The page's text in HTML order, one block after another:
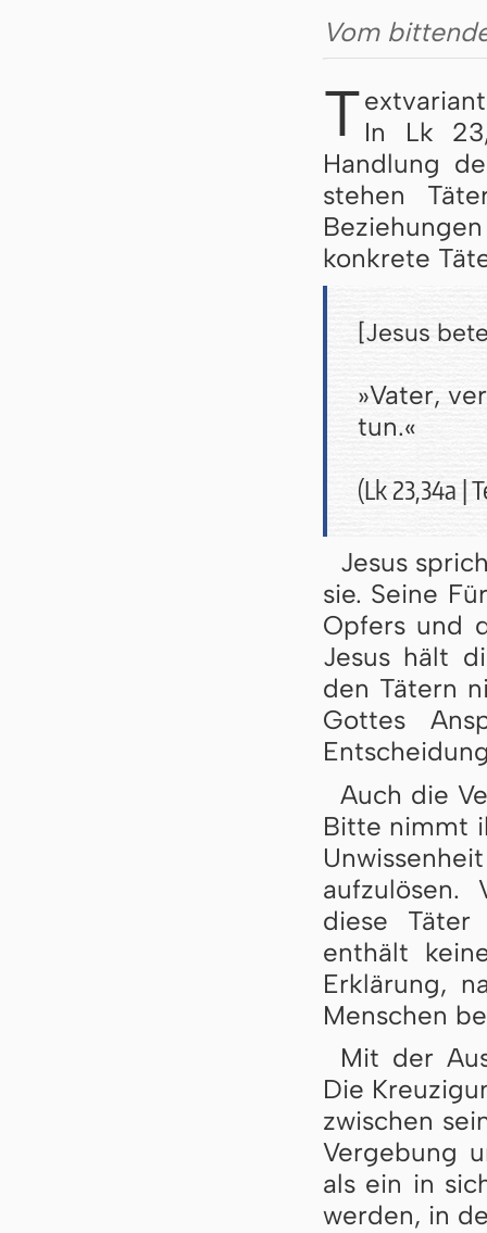
Vom
T In Lk
Handlung
stehen
konkrete
[Jesus
»Vater,
tun.«
(Lk 23,34a |
Jesus
sie. Seine
Opfers und
Jesus hält
den Tätern
Gottes
Auch die
Bitte nimmt
aufzulösen.
diese
enthält
Erklärung,
Menschen
Mit der
Die
zwischen
Vergebung
als ein in
werden, in